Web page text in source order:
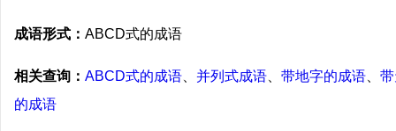
成语形式： ABCD式的成语
相关查询： ABCD式的成语 并列式成语 带地字的成语
的成语